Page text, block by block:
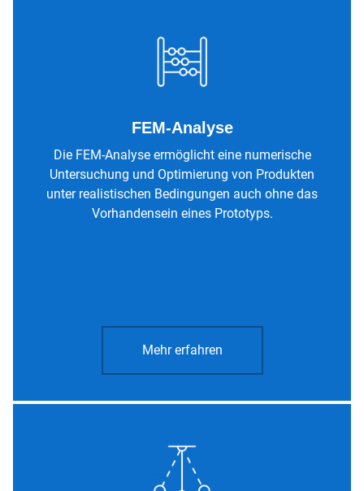
FEM-Analyse
Die FEM-Analyse ermöglicht eine numerische
Untersuchung und Optimierung von Produkten
unter realistischen Bedingungen auch ohne das
Vorhandensein eines Prototyps.
Mehr erfahren